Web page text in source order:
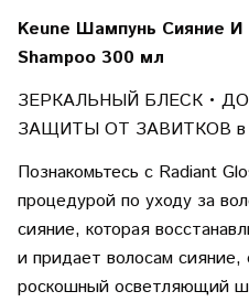
Keune Шампунь Сияние И
Shampoo 300 мл
ЗЕРКАЛЬНЫЙ БЛЕСК •
ЗАЩИТЫ ОТ ЗАВИТКОВ в
Познакомьтесь с Radiant
процедурой по уходу за
сияние, которая
и придает волосам
роскошный осветляющий